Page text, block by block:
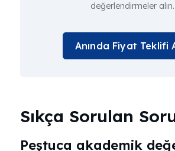
değerlendirmeler alın.
Anında Fiyat Teklifi
Sıkça Sorulan
Peştuca akademik